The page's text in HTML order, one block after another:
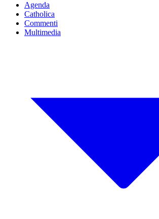
Agenda
Catholica
Commenti
Multimedia